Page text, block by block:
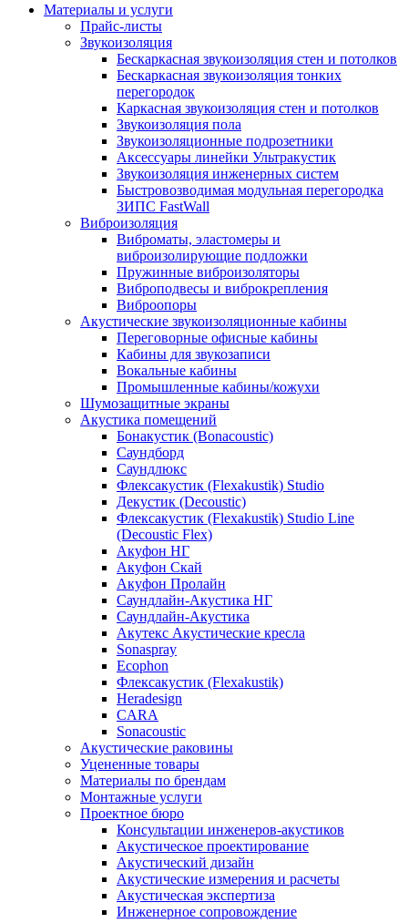
Материалы и услуги
Прайс-листы
Звукоизоляция
Бескаркасная звукоизоляция стен и потолков
Бескаркасная звукоизоляция тонких
перегородок
Каркасная звукоизоляция стен и потолков
Звукоизоляция пола
Звукоизоляционные подрозетники
Аксессуары линейки Ультракустик
Звукоизоляция инженерных систем
Быстровозводимая модульная перегородка
ЗИПС FastWall
Виброизоляция
Виброматы, эластомеры и
виброизолирующие подложки
Пружинные виброизоляторы
Виброподвесы и виброкрепления
Виброопоры
Акустические звукоизоляционные кабины
Переговорные офисные кабины
Кабины для звукозаписи
Вокальные кабины
Промышленные кабины/кожухи
Шумозащитные экраны
Акустика помещений
Бонакустик (Bonacoustic)
Саундборд
Саундлюкс
Флексакустик (Flexakustik) Studio
Декустик (Decoustic)
Флексакустик (Flexakustik) Studio Line
(Decoustic Flex)
Акуфон НГ
Акуфон Скай
Акуфон Пролайн
Саундлайн-Акустика НГ
Саундлайн-Акустика
Акутекс Акустические кресла
Sonaspray
Ecophon
Флексакустик (Flexakustik)
Heradesign
CARA
Sonacoustic
Акустические раковины
Уцененные товары
Материалы по брендам
Монтажные услуги
Проектное бюро
Консультации инженеров-акустиков
Акустическое проектирование
Акустический дизайн
Акустические измерения и расчеты
Акустическая экспертиза
Инженерное сопровождение